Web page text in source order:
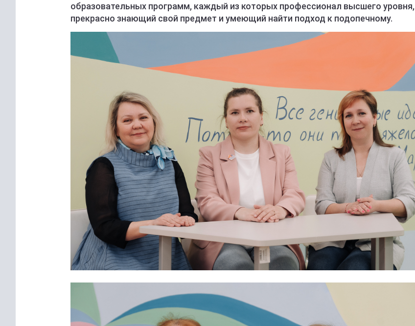
образовательных программ, каждый из которых профессионал высшего уровня,
прекрасно знающий свой предмет и умеющий найти подход к подопечному.